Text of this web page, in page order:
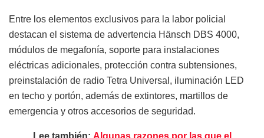
Entre los elementos exclusivos para la labor policial
destacan el sistema de advertencia Hänsch DBS 4000,
módulos de megafonía, soporte para instalaciones
eléctricas adicionales, protección contra subtensiones,
preinstalación de radio Tetra Universal, iluminación LED
en techo y portón, además de extintores, martillos de
emergencia y otros accesorios de seguridad.
Lee también: Algunas razones por las que el